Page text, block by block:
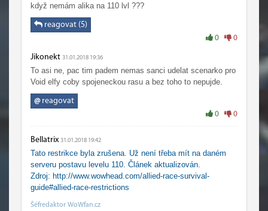
když nemám alika na 110 lvl ???
reagovat (5)
0 0
Jikonekt 31.01.2018 19:36
To asi ne, pac tim padem nemas sanci udelat scenarko pro
Void elfy coby spojeneckou rasu a bez toho to nepujde.
@reagovat
0 0
Bellatrix 31.01.2018 19:42
Tato restrikce byla zrušena. Už není třeba mít na daném
serveru postavu levelu 110. Článek aktualizován.
Zdroj: http://www.wowhead.com/allied-race-survival-
guide#allied-race-restrictions
Šéfredaktor WoWfan.cz